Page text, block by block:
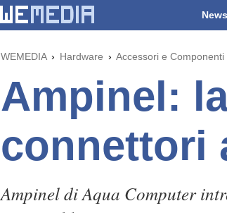
News
WEMEDIA Hardware Accessori e Componenti
Ampinel:
connettori
Ampinel di Aqua Computer